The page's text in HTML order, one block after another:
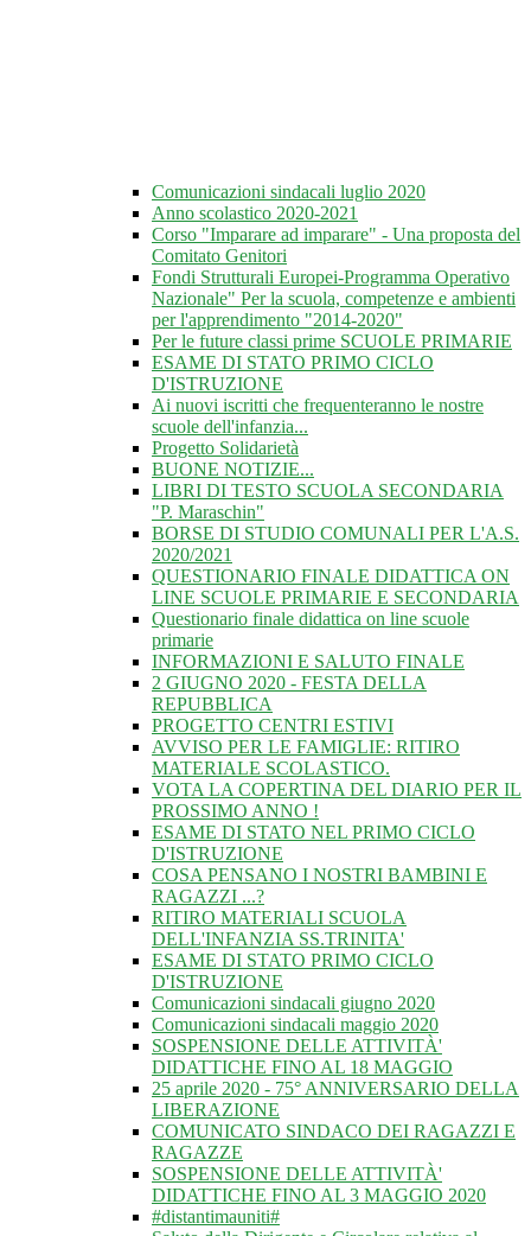
Comunicazioni sindacali luglio 2020
Anno scolastico 2020-2021
Corso "Imparare ad imparare" - Una proposta del
Comitato Genitori
Fondi Strutturali Europei-Programma Operativo
Nazionale" Per la scuola, competenze e ambienti
per l'apprendimento "2014-2020"
Per le future classi prime SCUOLE PRIMARIE
ESAME DI STATO PRIMO CICLO
D'ISTRUZIONE
Ai nuovi iscritti che frequenteranno le nostre
scuole dell'infanzia...
Progetto Solidarietà
BUONE NOTIZIE...
LIBRI DI TESTO SCUOLA SECONDARIA
"P. Maraschin"
BORSE DI STUDIO COMUNALI PER L'A.S.
2020/2021
QUESTIONARIO FINALE DIDATTICA ON
LINE SCUOLE PRIMARIE E SECONDARIA
Questionario finale didattica on line scuole
primarie
INFORMAZIONI E SALUTO FINALE
2 GIUGNO 2020 - FESTA DELLA
REPUBBLICA
PROGETTO CENTRI ESTIVI
AVVISO PER LE FAMIGLIE: RITIRO
MATERIALE SCOLASTICO.
VOTA LA COPERTINA DEL DIARIO PER IL
PROSSIMO ANNO !
ESAME DI STATO NEL PRIMO CICLO
D'ISTRUZIONE
COSA PENSANO I NOSTRI BAMBINI E
RAGAZZI ...?
RITIRO MATERIALI SCUOLA
DELL'INFANZIA SS.TRINITA'
ESAME DI STATO PRIMO CICLO
D'ISTRUZIONE
Comunicazioni sindacali giugno 2020
Comunicazioni sindacali maggio 2020
SOSPENSIONE DELLE ATTIVITÀ'
DIDATTICHE FINO AL 18 MAGGIO
25 aprile 2020 - 75° ANNIVERSARIO DELLA
LIBERAZIONE
COMUNICATO SINDACO DEI RAGAZZI E
RAGAZZE
SOSPENSIONE DELLE ATTIVITÀ'
DIDATTICHE FINO AL 3 MAGGIO 2020
#distantimauniti#